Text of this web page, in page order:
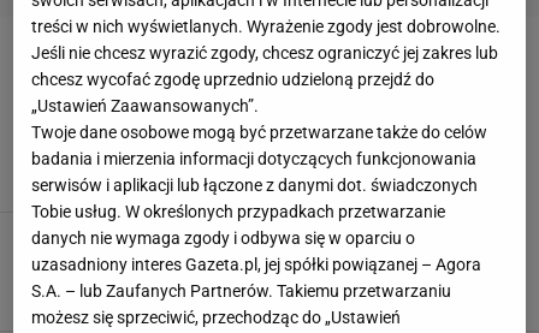
PIOTR WLAZŁO
Borek mówi wprost: Dla mnie to jest dramat
Filip Macuda,16 MAJA 2025, 15:26
Tak wygląda klasyfikacja strzelców
Ekstraklasy. Wstyd dla polskiej piłki
Błażej Winter,14 MAJA 2025, 16:28
treści w nich wyświetlanych. Wyrażenie zgody jest dobrowolne.
Jeśli nie chcesz wyrazić zgody, chcesz ograniczyć jej zakres lub
chcesz wycofać zgodę uprzednio udzieloną przejdź do
„Ustawień Zaawansowanych”.
Twoje dane osobowe mogą być przetwarzane także do celów
badania i mierzenia informacji dotyczących funkcjonowania
serwisów i aplikacji lub łączone z danymi dot. świadczonych
Tobie usług. W określonych przypadkach przetwarzanie
danych nie wymaga zgody i odbywa się w oparciu o
uzasadniony interes Gazeta.pl, jej spółki powiązanej – Agora
S.A. – lub Zaufanych Partnerów. Takiemu przetwarzaniu
możesz się sprzeciwić, przechodząc do „Ustawień